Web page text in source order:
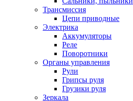
Трансмиссия
Цепи приводные
Электрика
Аккумуляторы
Реле
Поворотники
Органы управления
Рули
Грипсы руля
Грузики руля
Зеркала